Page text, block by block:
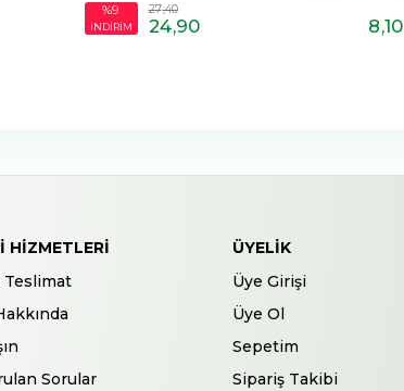
%9
İNDİRİM
27,40
24,90 8,10
HIZMETLERI
Teslimat
Sorular
ÜYELIK
Üye Girişi
Üye Ol
Sepetim
Sipariş Takibi